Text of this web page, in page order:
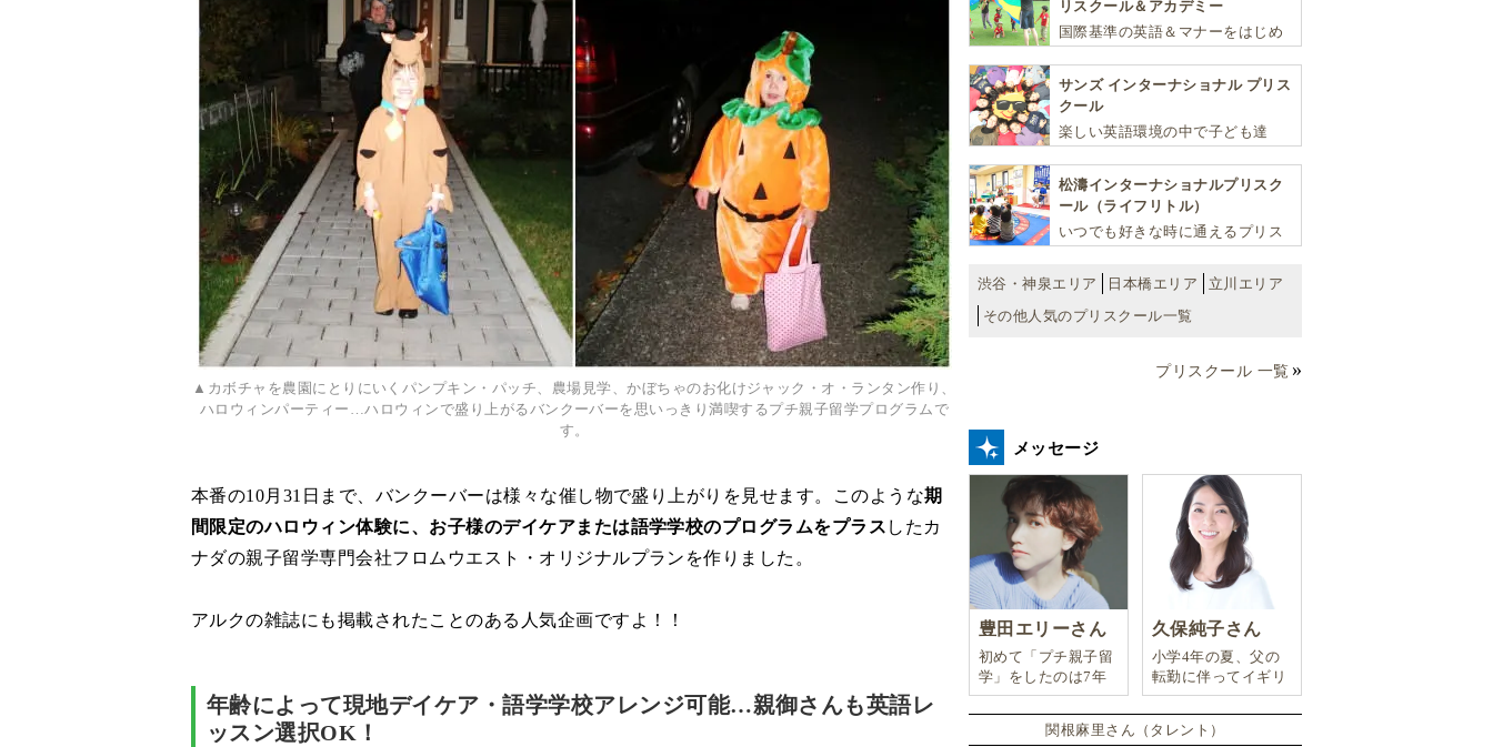
▲カボチャを農園にとりにいくパンプキン・パッチ、農場見学、かぼちゃのお化けジャック・オ・ランタン作り、
ハロウィンパーティー…ハロウィンで盛り上がるバンクーバーを思いっきり満喫するプチ親子留学プログラムで
す。
本番の10月31日まで、バンクーバーは様々な催し物で盛り上がりを見せます。このような期
間限定のハロウィン体験に、お子様のデイケアまたは語学学校のプログラムをプラス したカ
ナダの親子留学専門会社フロムウエスト・オリジナルプランを作りました。
アルクの雑誌にも掲載されたことのある人気企画ですよ！！
年齢によって現地デイケア・語学学校アレンジ可能…親御さんも英語レ
ッスン選択OK！
リスクール＆アカデミー
国際基準の英語＆マナーをはじめ
としての多様な資質を育む「KIDS
EDU（キッズ・エデュ）」は幼児
から小学生まで一貫して学べる充
実のカリキュラムが魅力です
サンズ インターナショナル プリス
クール
楽しい英語環境の中で子ども達
を育む少人数制のアットホームな
スクールです
松濤インターナショナルプリスク
ール（ライフリトル）
いつでも好きな時に通えるプリス
性を尊重し、想像力豊かな感性、
自ら進んで学ぶこと、考える力を
育みます
渋谷・神泉エリア 日本橋エリア
立川エリア
その他人気のプリスクール一覧
プリスクール 一覧
メッセージ
豊田エリーさん
初めて「プチ親子留
学」をしたのは7年
前。娘は2週間ロン
ドンのサマースクー
ルに通い、英語劇に
久保純子さん
小学4年の夏、父の
転勤に伴ってイギリ
スに引っ越した。
関根麻里さん（タレント）